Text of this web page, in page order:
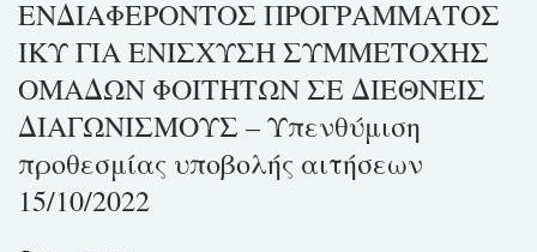
ΕΝΔΙΑΦΕΡΟΝΤΟΣ ΠΡΟΓΡΑΜΜΑΤΟΣ
ΙΚΥ ΓΙΑ ΕΝΙΣΧΥΣΗ ΣΥΜΜΕΤΟΧΗΣ
ΟΜΑΔΩΝ ΦΟΙΤΗΤΩΝ ΣΕ ΔΙΕΘΝΕΙΣ
ΔΙΑΓΩΝΙΣΜΟΥΣ – Υπενθύμιση
προθεσμίας υποβολής αιτήσεων
15/10/2022